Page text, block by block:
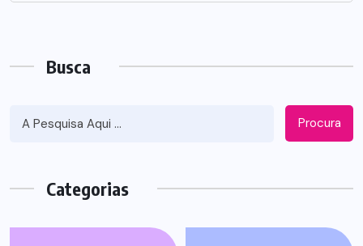
Busca
Procura
Categorias